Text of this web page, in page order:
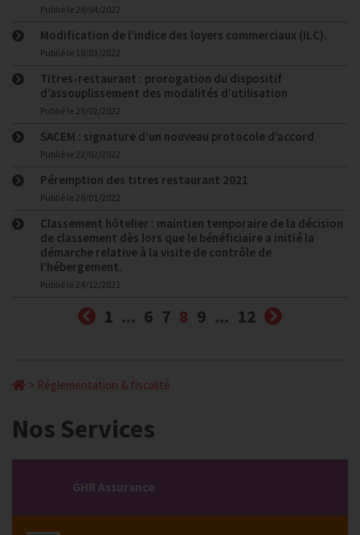
Publié le 28/04/2022
Modification de l’indice des loyers commerciaux (ILC).
Publié le 18/03/2022
Titres-restaurant : prorogation du dispositif
d’assouplissement des modalités d’utilisation
Publié le 25/02/2022
SACEM : signature d’un nouveau protocole d’accord
Publié le 22/02/2022
Péremption des titres restaurant 2021
Publié le 28/01/2022
Classement hôtelier : maintien temporaire de la décision
de classement dès lors que le bénéficiaire a initié la
démarche relative à la visite de contrôle de
l’hébergement.
Publié le 24/12/2021
Précédent
1 ... 6 7 8 (courante)
9 ... 12
> Réglementation & fiscalité
Nos Services
GHR Assurance